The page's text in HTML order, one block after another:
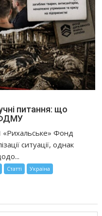
питання: що
ФДМУ
«Рихальське» Фонд
ситуації, однак
Статті Україна